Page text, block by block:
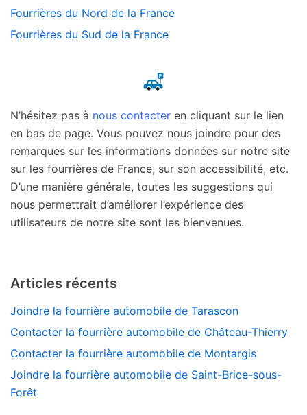
Fourrières du Nord de la France
Fourrières du Sud de la France
N’hésitez pas à nous contacter en cliquant sur le lien
en bas de page. Vous pouvez nous joindre pour des
remarques sur les informations données sur notre site
sur les fourrières de France, sur son accessibilité, etc.
D’une manière générale, toutes les suggestions qui
nous permettrait d’améliorer l’expérience des
utilisateurs de notre site sont les bienvenues.
Articles récents
Joindre la fourrière automobile de Tarascon
Contacter la fourrière automobile de Château-Thierry
Contacter la fourrière automobile de Montargis
Joindre la fourrière automobile de Saint-Brice-sous-
Forêt